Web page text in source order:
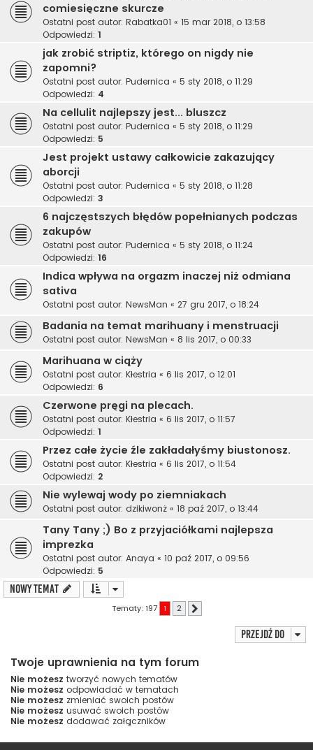
comiesięczne skurcze
Ostatni post autor: Rabatka01 « 15 mar 2018, o 13:58
Odpowiedzi: 1
jak zrobić striptiz, którego on nigdy nie
zapomni?
Ostatni post autor: Pudernica « 5 sty 2018, o 11:29
Odpowiedzi: 4
Na cellulit najlepszy jest... bluszcz
Ostatni post autor: Pudernica « 5 sty 2018, o 11:29
Odpowiedzi: 5
Jest projekt ustawy całkowicie zakazujący
aborcji
Ostatni post autor: Pudernica « 5 sty 2018, o 11:28
Odpowiedzi: 3
6 najczęstszych błędów popełnianych podczas
zakupów
Ostatni post autor: Pudernica « 5 sty 2018, o 11:24
Odpowiedzi: 16
Indica wpływa na orgazm inaczej niż odmiana
sativa
Ostatni post autor: NewsMan « 27 gru 2017, o 18:24
Badania na temat marihuany i menstruacji
Ostatni post autor: NewsMan « 8 lis 2017, o 00:33
Marihuana w ciąży
Ostatni post autor: Kłestria « 6 lis 2017, o 12:01
Odpowiedzi: 6
Czerwone pręgi na plecach.
Ostatni post autor: Kłestria « 6 lis 2017, o 11:57
Odpowiedzi: 1
Przez całe życie źle zakładałyśmy biustonosz.
Ostatni post autor: Kłestria « 6 lis 2017, o 11:54
Odpowiedzi: 2
Nie wylewaj wody po ziemniakach
Ostatni post autor: dzikiwonż « 18 paź 2017, o 13:44
Tany Tany ;) Bo z przyjaciółkami najlepsza
imprezka
Ostatni post autor: Anaya « 10 paź 2017, o 09:56
Odpowiedzi: 5
NOWY TEMAT
Tematy: 197 1 2
Przejdź do
Twoje uprawnienia na tym forum
Nie możesz tworzyć nowych tematów
Nie możesz odpowiadać w tematach
Nie możesz zmieniać swoich postów
Nie możesz usuwać swoich postów
Nie możesz dodawać załączników